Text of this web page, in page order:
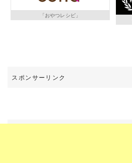
「おやつレシピ」